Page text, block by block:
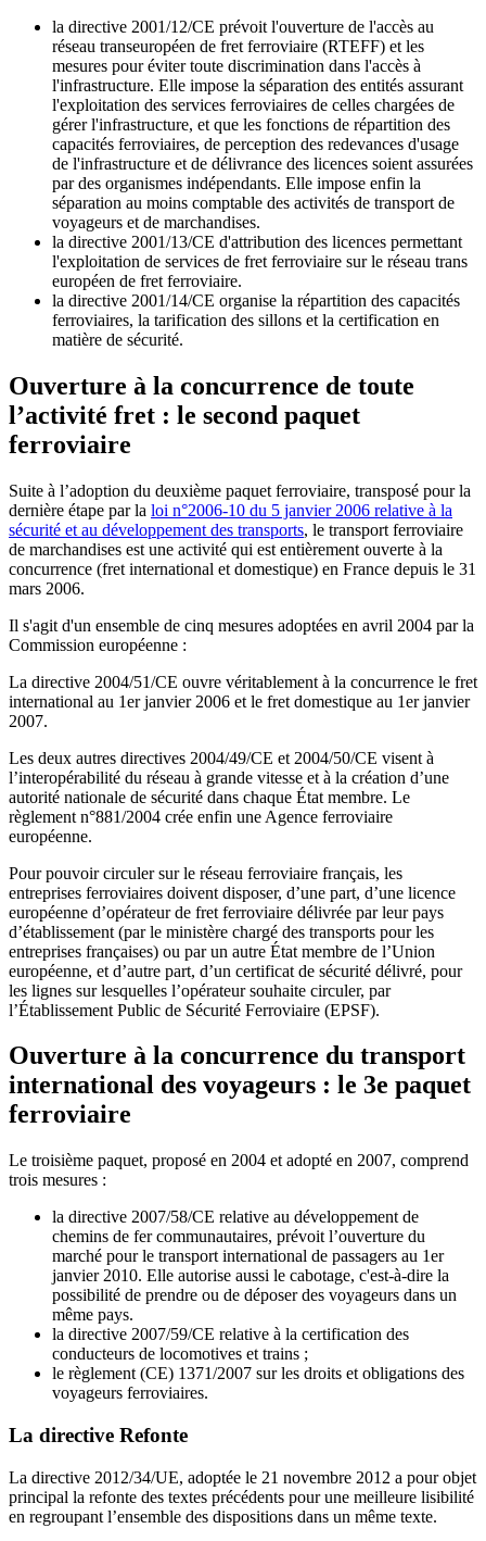
la directive 2001/12/CE prévoit l'ouverture de l'accès au
réseau transeuropéen de fret ferroviaire (RTEFF) et les
mesures pour éviter toute discrimination dans l'accès à
l'infrastructure. Elle impose la séparation des entités assurant
l'exploitation des services ferroviaires de celles chargées de
gérer l'infrastructure, et que les fonctions de répartition des
capacités ferroviaires, de perception des redevances d'usage
de l'infrastructure et de délivrance des licences soient assurées
par des organismes indépendants. Elle impose enfin la
séparation au moins comptable des activités de transport de
voyageurs et de marchandises.
la directive 2001/13/CE d'attribution des licences permettant
l'exploitation de services de fret ferroviaire sur le réseau trans
européen de fret ferroviaire.
la directive 2001/14/CE organise la répartition des capacités
ferroviaires, la tarification des sillons et la certification en
matière de sécurité.
Ouverture à la concurrence de toute
l’activité fret : le second paquet
ferroviaire
Suite à l’adoption du deuxième paquet ferroviaire, transposé pour la
dernière étape par la loi n°2006-10 du 5 janvier 2006 relative à la
sécurité et au développement des transports, le transport ferroviaire
de marchandises est une activité qui est entièrement ouverte à la
concurrence (fret international et domestique) en France depuis le 31
mars 2006.
Il s'agit d'un ensemble de cinq mesures adoptées en avril 2004 par la
Commission européenne :
La directive 2004/51/CE ouvre véritablement à la concurrence le fret
international au 1er janvier 2006 et le fret domestique au 1er janvier
2007.
Les deux autres directives 2004/49/CE et 2004/50/CE visent à
l’interopérabilité du réseau à grande vitesse et à la création d’une
autorité nationale de sécurité dans chaque État membre. Le
règlement n°881/2004 crée enfin une Agence ferroviaire
européenne.
Pour pouvoir circuler sur le réseau ferroviaire français, les
entreprises ferroviaires doivent disposer, d’une part, d’une licence
européenne d’opérateur de fret ferroviaire délivrée par leur pays
d’établissement (par le ministère chargé des transports pour les
entreprises françaises) ou par un autre État membre de l’Union
européenne, et d’autre part, d’un certificat de sécurité délivré, pour
les lignes sur lesquelles l’opérateur souhaite circuler, par
l’Établissement Public de Sécurité Ferroviaire (EPSF).
Ouverture à la concurrence du transport
international des voyageurs : le 3e paquet
ferroviaire
Le troisième paquet, proposé en 2004 et adopté en 2007, comprend
trois mesures :
la directive 2007/58/CE relative au développement de
chemins de fer communautaires, prévoit l’ouverture du
marché pour le transport international de passagers au 1er
janvier 2010. Elle autorise aussi le cabotage, c'est-à-dire la
possibilité de prendre ou de déposer des voyageurs dans un
même pays.
la directive 2007/59/CE relative à la certification des
conducteurs de locomotives et trains ;
le règlement (CE) 1371/2007 sur les droits et obligations des
voyageurs ferroviaires.
La directive Refonte
La directive 2012/34/UE, adoptée le 21 novembre 2012 a pour objet
principal la refonte des textes précédents pour une meilleure lisibilité
en regroupant l’ensemble des dispositions dans un même texte.